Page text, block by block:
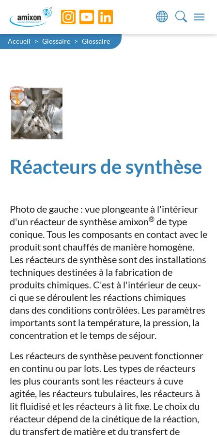
Skip to main navigation
Skip to main content
Skip to page footer
You are here:
Accueil Glossaire Glossaire
Réacteurs de synthèse
Photo de gauche : vue plongeante à l'intérieur
d'un réacteur de synthèse amixon® de type
conique. Tous les composants en contact avec le
produit sont chauffés de manière homogène.
Les réacteurs de synthèse sont des installations
techniques destinées à la fabrication de
produits chimiques. C'est à l'intérieur de ceux-
ci que se déroulent les réactions chimiques
dans des conditions contrôlées. Les paramètres
importants sont la température, la pression, la
concentration et le temps de séjour.
Les réacteurs de synthèse peuvent fonctionner
en continu ou par lots. Les types de réacteurs
les plus courants sont les réacteurs à cuve
agitée, les réacteurs tubulaires, les réacteurs à
lit fluidisé et les réacteurs à lit fixe. Le choix du
réacteur dépend de la cinétique de la réaction,
du transfert de matière et du transfert de